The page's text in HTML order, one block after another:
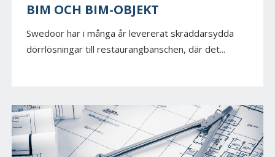
BIM OCH BIM-OBJEKT
Swedoor har i många år levererat skräddarsydda
dörrlösningar till restaurangbanschen, där det...